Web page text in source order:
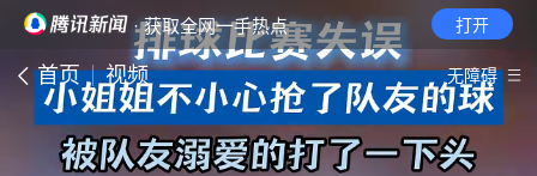
· 获取全网一手热点 打开
首页 视频 无障碍